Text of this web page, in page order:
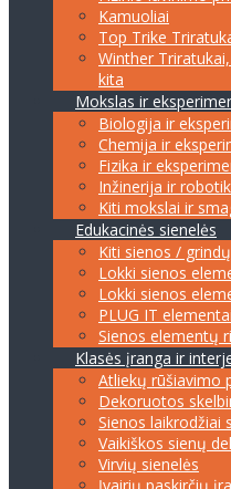
Kamuoliai
Top Trike
Winther
kita
Mokslas ir
Biologija ir
Chemija ir
Fizika ir
Inžinerija ir
Kiti mokslai ir
Edukacinės sienelės
Kiti sienos /
Lokki sienos
Lokki sienos
PLUG IT elementai
Sienos elementų
Klasės įranga ir
Atliekų rūšiavimo
Dekoruotos
Sienos laikrodžiai
Vaikiškos sienų
Virvių sienelės
Įvairių paskirčių